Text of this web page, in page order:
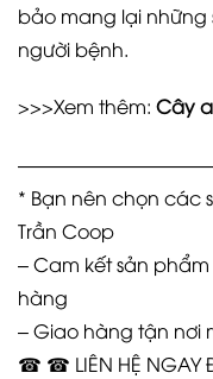
bảo mang lại
người bệnh.
>>>Xem thêm: Cây
* Bạn nên chọn các
Trần Coop
– Cam kết sản
hàng
– Giao hàng tận nơi
☎ ☎ LIÊN HỆ NGAY